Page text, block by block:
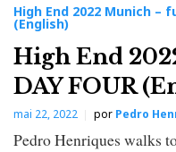
High End 2022 Munich –
(English)
High End
DAY FOUR
mai 22, 2022 por Pedro
Pedro Henriques walks